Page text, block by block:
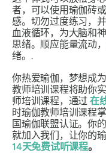
者，可以使用瑜伽砖
感。切勿过度练习，
血液循环，为大脑和
思绪。顺应能量流动
绪。.
你热爱瑜伽，梦想成
教师培训课程将助你
师培训课程，通过 在
时瑜伽教师培训课程
国瑜伽联盟认证。你
就加入我们，让你的
14天免费试听课程。